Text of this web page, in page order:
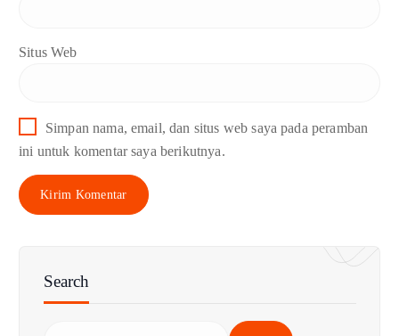
Situs Web
Simpan nama, email, dan situs web saya pada peramban
ini untuk komentar saya berikutnya.
Search